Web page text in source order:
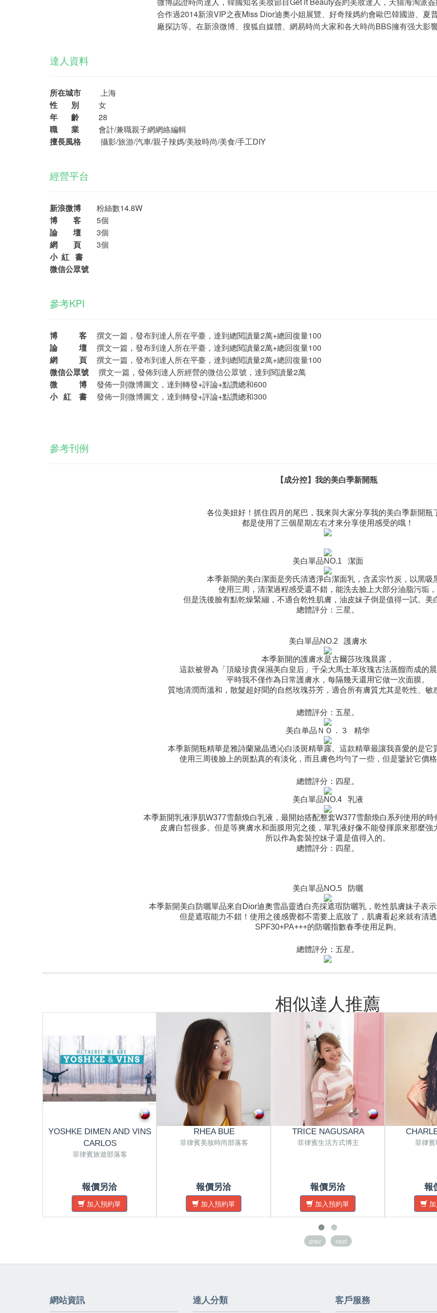
合作過2014新浪VIP之夜Miss Dior迪奧小姐展覽、好奇辣媽約會歐巴韓國游、夏
廠探訪等。在新浪微博、搜狐自媒體、網易時尚大家和各大時尚BBS擁有强大影響
達人資料
所在城市 上海
性 別 女
年 齡28
職 業 會計/兼職親子網網絡編輯
擅長風格 攝影/旅游/汽車/親子辣媽/美妝時尚/美食/手工DIY
經營平台
新浪微博 粉絲數14.8W
博 客 5個
論 壇 3個
網 頁 3個
小 紅 書
微信公眾號
參考KPI
博 客
撰文一篇，發布到達人所在平臺，達到總閱讀量2萬+總回復量100
論 壇 撰文一篇，發布到達人所在平臺，達到總閱讀量2萬+總回復量100
網 頁 撰文一篇，發布到達人所在平臺，達到總閱讀量2萬+總回復量100
微信公眾號 撰文一篇，發佈到達人所經營的微信公眾號，達到閱讀量2萬
微 博 發佈一則微博圖文，達到轉發+評論+點讚總和600
小 紅 書 發佈一則微博圖文，達到轉發+評論+點讚總和300
參考刊例
【成分控】我的美白季新開瓶
各位美妞好！抓住四月的尾巴，我來與大家分享我的美白季新開瓶
都是使用了三個星期左右才來分享使用感受的哦！
美白單品NO.1 潔面
本季新開的美白潔面是旁氏清透淨白潔面乳，含孟宗竹炭，以黑吸
使用三周，清潔過程感受還不錯，能洗去臉上大部分油脂污垢，
但是洗後臉有點乾燥緊繃，不適合乾性肌膚，油皮妹子倒是值得一試。美
總體評分：三星。
美白單品NO.2 護膚水
本季新開的護膚水是古爾莎玫瑰晨露，
這款被譽為「頂級珍貴保濕美白皇后」千朵大馬士革玫瑰古法蒸餾而成的晨
平時我不僅作為日常護膚水，每隔幾天還用它做一次面膜。
質地清潤而溫和，散髮超好聞的自然玫瑰芬芳，適合所有膚質尤其是乾性、敏
總體評分：五星。
美白单品 ＮＯ．３ 精华
本季新開瓶精華是雅詩蘭黛晶透沁白淡斑精華露。這款精華最讓我喜愛的是它
使用三周後臉上的斑點真的有淡化，而且膚色均勻了一些，但是鑒於它價
總體評分：四星。
美白單品NO.4 乳液
本季新開乳液淨肌W377雪顏煥白乳液，最開始搭配整套W377雪顏煥白系列 使用的時
皮膚白皙很多。但是等爽膚水和面膜用完之後，單乳液好像不能發揮原來那麼強
所以作為套裝控妹子還是值得入的。
總體評分：四星。
美白單品NO.5 防曬
本季新開美白防曬單品來自 Dior迪奧雪晶靈透白亮採遮瑕防曬乳，乾性肌膚妹子表示
但是遮瑕能力不錯！使用之後感覺都不需要上底妝了，肌膚看起來就有清透
SPF30+PA+++的防曬指數春季使用足夠。
總體評分：五星。
相似達人推薦
YOSHKE DIMEN AND VINS
CARLOS
菲律賓旅遊部落客
報價另洽
加入預約單
RHEA BUE
菲律賓美妝時尚部落客
報價另洽
加入預約單
TRICE NAGUSARA
菲律賓生活方式博主
報價另洽
加入預約單
菲律
報
prev next
網站資訊 達人分類 客戶服務